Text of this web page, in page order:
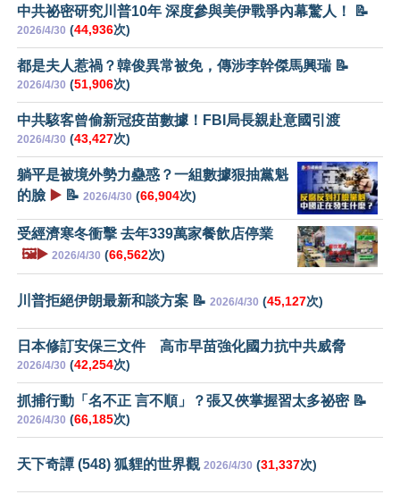
中共祕密研究川普10年 深度參與美伊戰爭內幕驚人！ 📝
2026/4/30 (44,936次)
都是夫人惹禍？韓俊異常被免，傳涉李幹傑馬興瑞 📝
2026/4/30 (51,906次)
中共駭客曾偷新冠疫苗數據！FBI局長親赴意國引渡
2026/4/30 (43,427次)
躺平是被境外勢力蠱惑？一組數據狠抽黨魁
的臉 ▶️ 📝 2026/4/30 (66,904次)
受經濟寒冬衝擊 去年339萬家餐飲店停業
🖼️▶️ 2026/4/30 (66,562次)
川普拒絕伊朗最新和談方案 📝 2026/4/30 (45,127次)
日本修訂安保三文件 高市早苗強化國力抗中共威脅
2026/4/30 (42,254次)
抓捕行動「名不正 言不順」？張又俠掌握習太多祕密 📝
2026/4/30 (66,185次)
天下奇譚 (548) 狐貍的世界觀 2026/4/30 (31,337次)